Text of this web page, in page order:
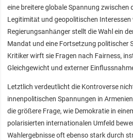
eine breitere globale Spannung zwischen
Legitimität und geopolitischen Interessen
Regierungsanhänger stellt die Wahl ein
Mandat und eine Fortsetzung politischer
Kritiker wirft sie Fragen nach Fairness,
Gleichgewicht und externer
Letztlich verdeutlicht die Kontroverse
innenpolitischen Spannungen in
die größere Frage, wie Demokratie in
polarisierten internationalen Umfeld
Wahlergebnisse oft ebenso stark durch